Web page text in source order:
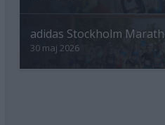
adidas Stockholm
30 maj 2026